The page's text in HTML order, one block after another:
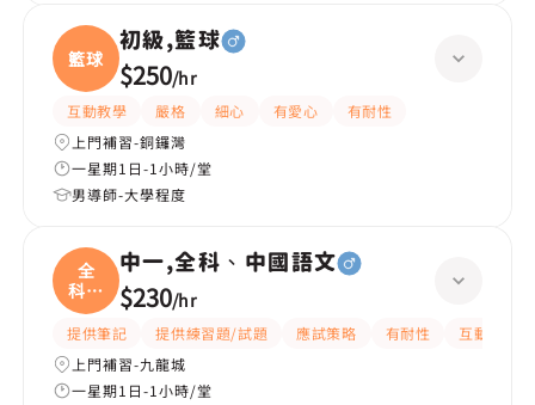
籃球
初級,籃球
$250/hr
互動教學 嚴格 細心 有愛心
有耐性
上門補習-銅鑼灣
一星期1日-1小時/堂
男導師-大學程度
全
科、
中國
中一,全科、中國語文
$230/hr
提供筆記 提供練習題/試題 應試策略 有耐性
互動教學
上門補習-九龍城
一星期1日-1小時/堂